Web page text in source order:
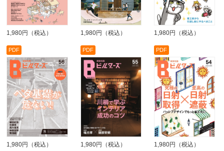
1,980円（税込） 1,980円（税込） 1,980円（税込）
PDF
1,980円（税込）
PDF
1,980円（税込）
PDF
1,980円（税込）